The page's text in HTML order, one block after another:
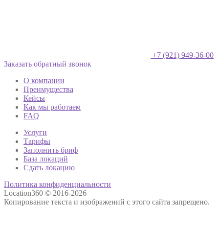
+7 (921) 949-36-00
Заказать обратный звонок
О компании
Преимущества
Кейсы
Как мы работаем
FAQ
Услуги
Тарифы
Заполнить бриф
База локаций
Сдать локацию
Политика конфиденциальности
Location360 © 2016-2026
Копирование текста и изображений с этого сайта запрещено.